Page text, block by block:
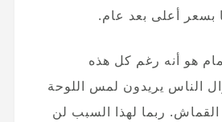
بسعر أعلى بعد عام.
هو أنه رغم كل هذه
الناس يريدون لمس اللوحة
ربما لهذا السبب لن